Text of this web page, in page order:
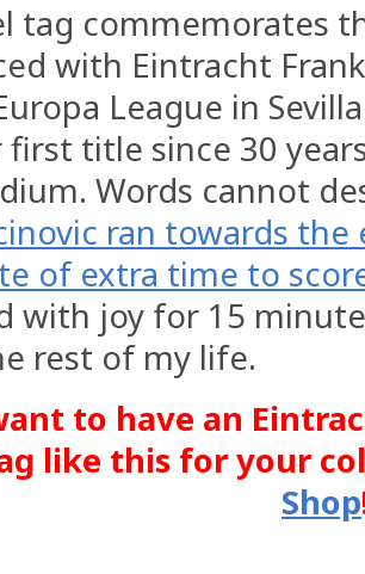
tag commemorates
with Eintracht
League in
first title since 30
Words cannot
ran towards
of extra time to
with joy for 15
rest of my life.
to have an
like this for your
Shop